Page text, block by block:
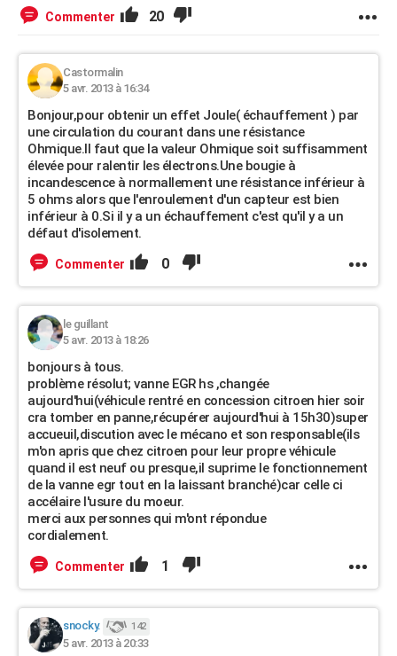
Commenter 20
Castormalin
5 avr. 2013 à 16:34
Bonjour,pour obtenir un effet Joule( échauffement ) par
une circulation du courant dans une résistance
Ohmique.Il faut que la valeur Ohmique soit suffisamment
élevée pour ralentir les électrons.Une bougie à
incandescence à normallement une résistance inférieur à
5 ohms alors que l'enroulement d'un capteur est bien
inférieur à 0.Si il y a un échauffement c'est qu'il y a un
défaut d'isolement.
Commenter 0
le guillant
5 avr. 2013 à 18:26
bonjours à tous.
problème résolut; vanne EGR hs ,changée
aujourd'hui(véhicule rentré en concession citroen hier soir
cra tomber en panne,récupérer aujourd'hui à 15h30)super
accueuil,discution avec le mécano et son responsable(ils
m'on apris que chez citroen pour leur propre véhicule
quand il est neuf ou presque,il suprime le fonctionnement
de la vanne egr tout en la laissant branché)car celle ci
accélaire l'usure du moeur.
merci aux personnes qui m'ont répondue
cordialement.
Commenter 1
snocky. 142
5 avr. 2013 à 20:33